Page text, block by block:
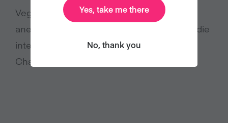
Veganuary ist eine in England und Wales
anerkannte, gemeinnützige Organisation, die
international tätig ist.
Charity-Nummer: 1168566
Yes, take me there
No, thank you